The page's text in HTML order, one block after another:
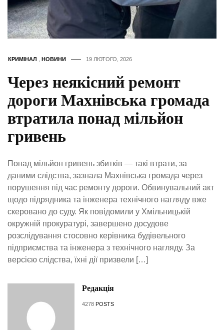
КРИМІНАЛ НОВИНИ 19 ЛЮТОГО, 2026
Через неякісний ремонт
дороги Махнівська громада
втратила понад мільйон
гривень
Понад мільйон гривень збитків — такі втрати, за
даними слідства, зазнала Махнівська громада через
порушення під час ремонту дороги. Обвинувальний акт
щодо підрядника та інженера технічного нагляду вже
скеровано до суду. Як повідомили у Хмільницькій
окружній прокуратурі, завершено досудове
розслідування стосовно керівника будівельного
підприємства та інженера з технічного нагляду. За
версією слідства, їхні дії призвели […]
Редакція
4278 POSTS